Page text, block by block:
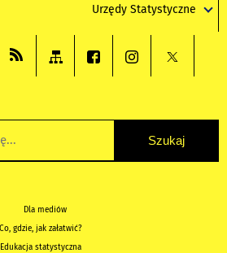
tekst
czarnym
tekst
czarnym
tekst
żółtym
Urzędy Statystyczne
Dla mediów
Co, gdzie, jak załatwić?
Edukacja statystyczna